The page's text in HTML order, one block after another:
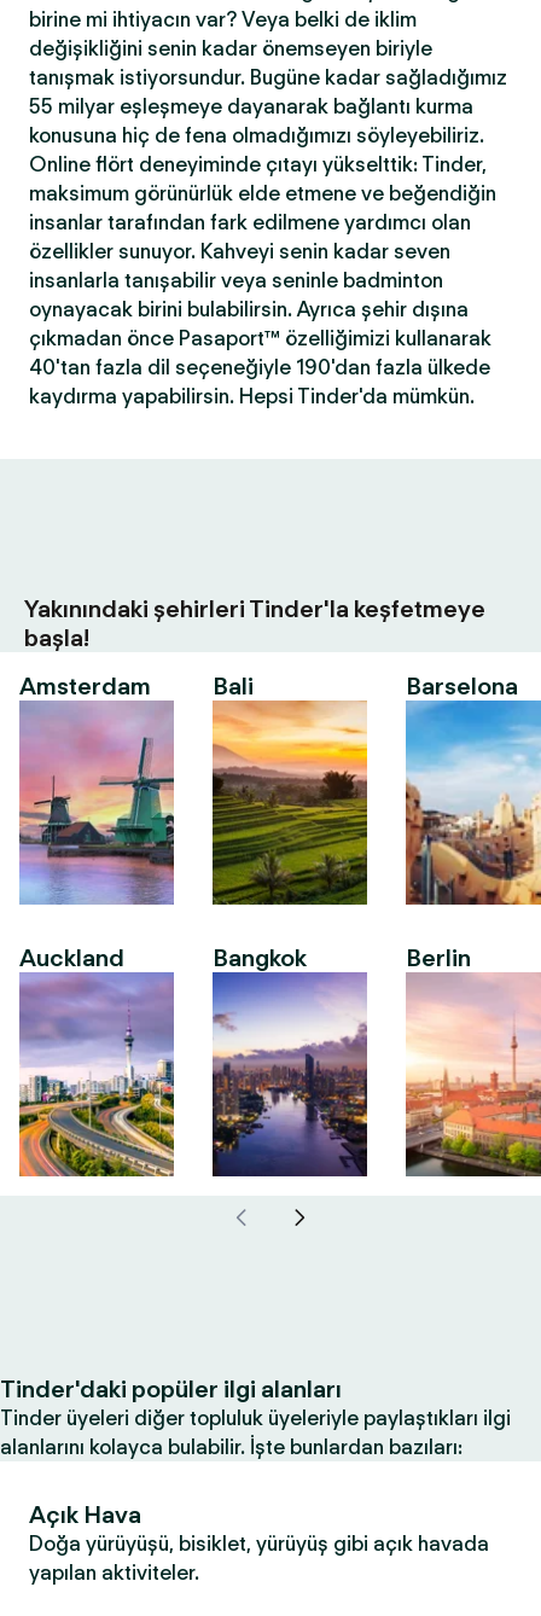
birine mi ihtiyacın var? Veya belki de iklim
değişikliğini senin kadar önemseyen biriyle
tanışmak istiyorsundur. Bugüne kadar sağladığımız
55 milyar eşleşmeye dayanarak bağlantı kurma
konusuna hiç de fena olmadığımızı söyleyebiliriz.
Online flört deneyiminde çıtayı yükselttik: Tinder,
maksimum görünürlük elde etmene ve beğendiğin
insanlar tarafından fark edilmene yardımcı olan
özellikler sunuyor. Kahveyi senin kadar seven
insanlarla tanışabilir veya seninle badminton
oynayacak birini bulabilirsin. Ayrıca şehir dışına
çıkmadan önce Pasaport™ özelliğimizi kullanarak
40'tan fazla dil seçeneğiyle 190'dan fazla ülkede
kaydırma yapabilirsin. Hepsi Tinder'da mümkün.
Yakınındaki şehirleri Tinder'la keşfetmeye
başla!
Amsterdam
Auckland
Bali
Bangkok
Barselona
Berlin
Tinder'daki popüler ilgi alanları
Tinder üyeleri diğer topluluk üyeleriyle paylaştıkları ilgi
alanlarını kolayca bulabilir. İşte bunlardan bazıları:
Açık Hava
Doğa yürüyüşü, bisiklet, yürüyüş gibi açık havada
yapılan aktiviteler.